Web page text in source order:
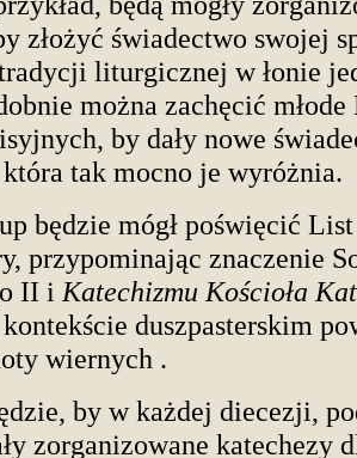
złożyć świadectwo swojej
liturgicznej w łonie
można zachęcić
by dały nowe
tak mocno je wyróżnia.
będzie mógł poświęcić
przypominając znaczenie
II i Katechizmu Kościoła
duszpasterskim
wiernych .
by w każdej diecezji,
zorganizowane katechezy